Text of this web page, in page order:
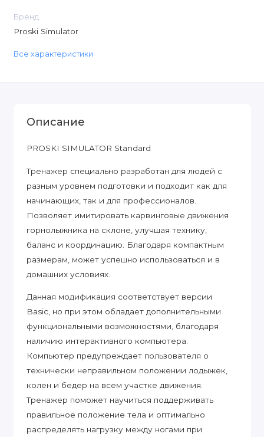
Бренд
Proski Simulator
Все характеристики
Описание
PROSKI SIMULATOR Standard
Тренажер специально разработан для людей с
разным уровнем подготовки и подходит как для
начинающих, так и для профессионалов.
Позволяет имитировать карвинговые движения
горнолыжника на склоне, улучшая технику,
баланс и координацию. Благодаря компактным
размерам, может успешно использоваться и в
домашних условиях.
Данная модификация соответствует версии
Basic, но при этом обладает дополнительными
функциональными возможностями, благодаря
наличию интерактивного компьютера.
Компьютер предупреждает пользователя о
технически неправильном положении лодыжек,
колен и бедер на всем участке движения.
Тренажер поможет научиться поддерживать
правильное положение тела и оптимально
распределять нагрузку между ногами при